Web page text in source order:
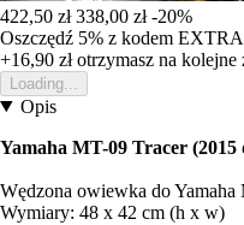
422,50 zł 338,00 zł -20%
Oszczędź 5% z kodem EXTRA
+16,90 złotrzymasz na kolejne
Loading...
Opis
Yamaha MT-09 Tracer (2015
Wędzona owiewka do
Wymiary: 48 x 42 cm (h x w)